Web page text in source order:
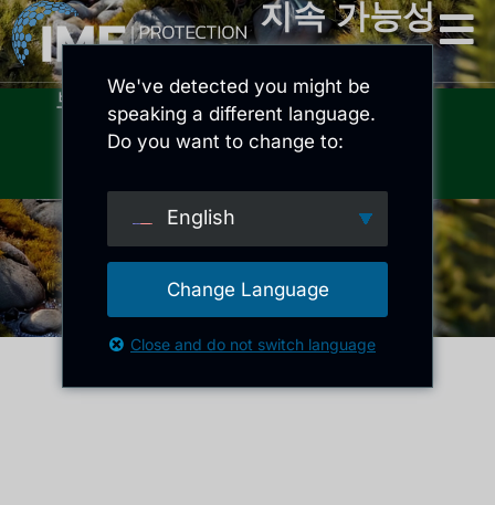
지속 가능성
보호하고 보존하는 기술.
We've detected you might be
speaking a different language.
Do you want to change to:
English
Change Language
Close and do not switch language